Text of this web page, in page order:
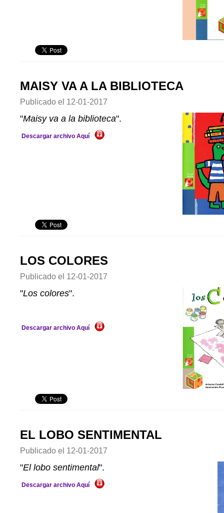
MAISY VA A LA BIBLIOTECA
Publicado el 12-01-2017
"Maisy va a la biblioteca".
Descargar archivo Aquí
LOS COLORES
Publicado el 12-01-2017
"Los colores".
Descargar archivo Aquí
EL LOBO SENTIMENTAL
Publicado el 12-01-2017
"El lobo sentimental".
Descargar archivo Aquí